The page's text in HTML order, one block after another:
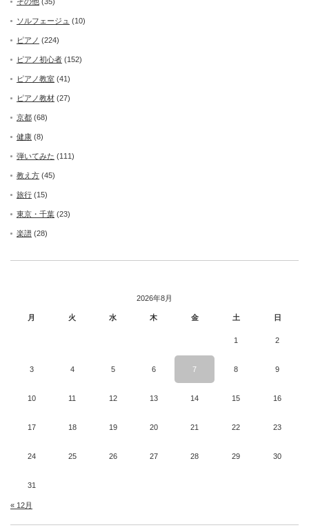
ソルフェージュ (10)
ピアノ (224)
ピアノ初心者 (152)
ピアノ教室 (41)
ピアノ教材 (27)
京都 (68)
健康 (8)
弾いてみた (111)
教え方 (45)
旅行 (15)
東京・千葉 (23)
楽譜 (28)
2026年8月
月 火 水 木 金 土 日
1 2
3 4 5 6 7 8 9
10 11 12 13 14 15 16
17 18 19 20 21 22 23
24 25 26 27 28 29 30
31
« 12月